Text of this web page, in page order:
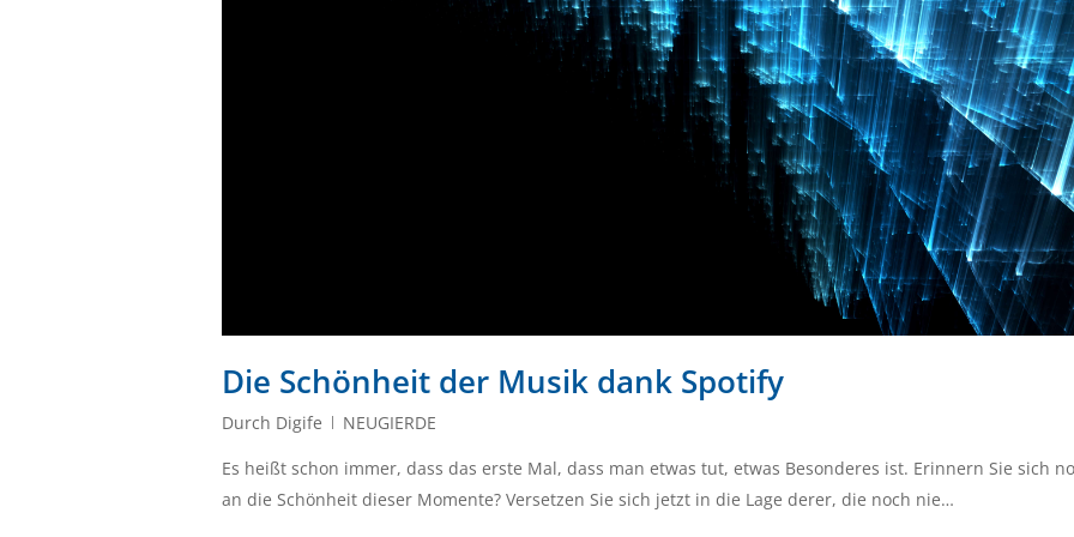
Die Schönheit der Musik dank Spotify
Durch Digife
NEUGIERDE
Es heißt schon immer, dass das erste Mal, dass man etwas tut, etwas Besonderes ist. Erinnern Sie sich
an die Schönheit dieser Momente? Versetzen Sie sich jetzt in die Lage derer, die noch nie…